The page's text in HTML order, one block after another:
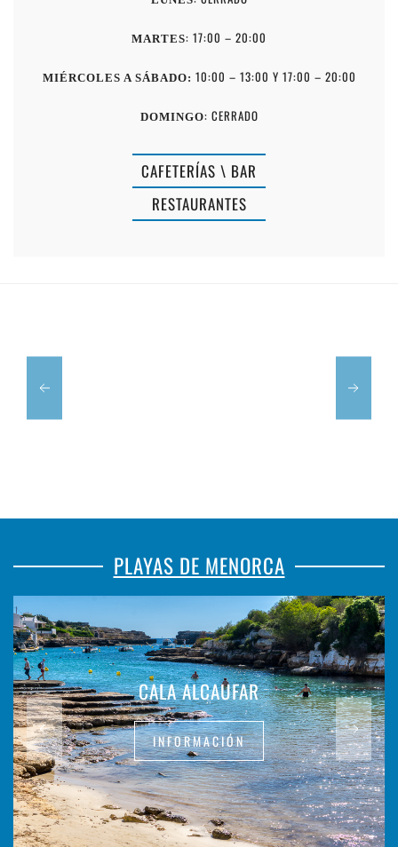
MARTES: 17:00 – 20:00
MIÉRCOLES A SÁBADO: 10:00 – 13:00 Y 17:00 – 20:00
DOMINGO: CERRADO
CAFETERÍAS \ BAR
RESTAURANTES
RESTAURANTE
PLAYAS DE MENORCA
CALA ALCAUFAR
INFORMACIÓN